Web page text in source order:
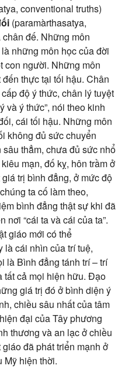
conventional truths)
(paramàrthasatya,
chân đế. Những môn
là những môn họccủađời
con người. Những môn
đến thực tại tối hậu. Chân
độý thức, chân lýtuyệt
và ý thức”, nói theo kinh
, cái tối hậu. Những môn
không đủ sứcchuyển
sâu thẳm, chưađủ sức nhổ
kiêu mạn, đố kỵ, hôn trầmở
giá trị bình đẳng, ở mức độ
chúng tacố làm theo,
bình đẳng thật sự khi đã
nơi “cái ta và cái của ta”.
giáo mới cóthể
là cái nhìn củatrí tuệ,
là Bình đẳng tánh trí –trí
tất cả mọi hiện hữu. Đạo
giá trị đó ở bình diện ý
, chiều sâu nhất củatâm
hiện đại của Tây phương
thương vàan lạcở chiều
giáođã phát triển mạnh ở
Mỹ hiện thời.